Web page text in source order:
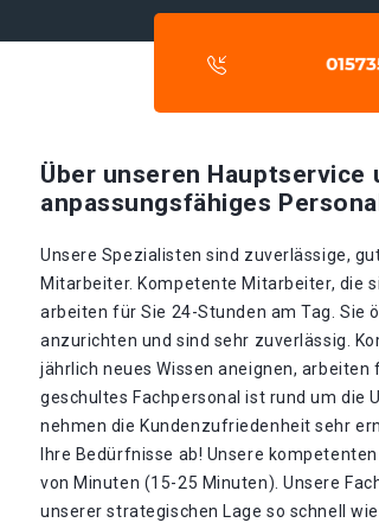
Über unseren Hauptservice
anpassungsfähiges
Unsere Spezialisten sind zuverlässige,
Mitarbeiter. Kompetente Mitarbeiter, die
arbeiten für Sie 24-Stunden am Tag. Sie
anzurichten und sind sehr zuverlässig.
jährlich neues Wissen aneignen, arbeiten
geschultes Fachpersonal ist rund um die
nehmen die Kundenzufriedenheit sehr
Ihre Bedürfnisse ab! Unsere
von Minuten (15-25 Minuten). Unsere
unserer strategischen Lage so schnell